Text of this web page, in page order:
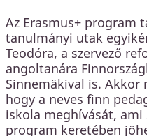
Az Erasmus+ program
tanulmányi utak
Teodóra, a szervező
angoltanára
Sinnemäkival is.
hogy a neves finn
iskola meghívását, ami
program keretében